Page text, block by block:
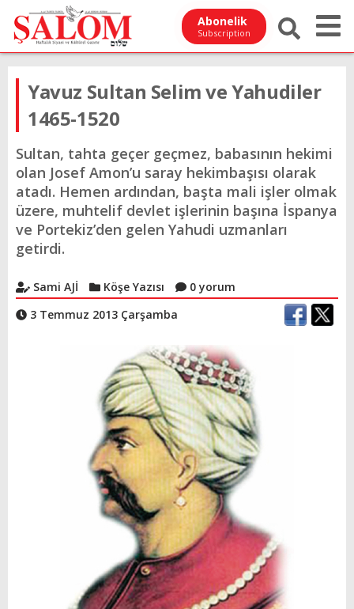
Abonelik
Subscription
Yavuz Sultan Selim ve Yahudiler
1465-1520
Sultan, tahta geçer geçmez, babasının hekimi
olan Josef Amon’u saray hekimbaşısı olarak
atadı. Hemen ardından, başta mali işler olmak
üzere, muhtelif devlet işlerinin başına İspanya
ve Portekiz’den gelen Yahudi uzmanları
getirdi.
Sami AJİ Köşe Yazısı
0 yorum
3 Temmuz 2013 Çarşamba